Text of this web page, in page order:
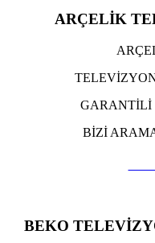
ARÇELİK
GARANTİLİ
BİZİ
BEKO